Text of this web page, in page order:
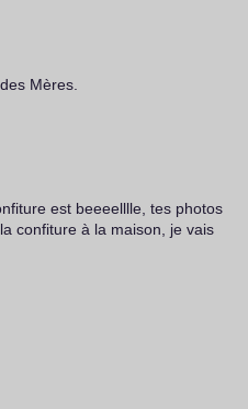
Mères.
est beeeelllle, tes photos
confiture à la maison, je vais